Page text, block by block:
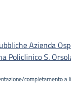
Azienda
Policlinico S.
completamento a